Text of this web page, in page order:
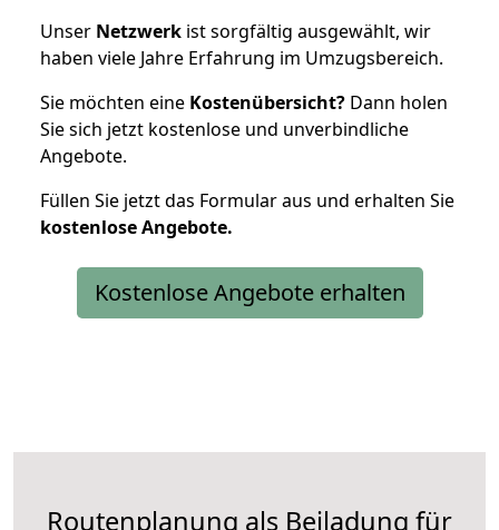
Unser Netzwerk ist sorgfältig ausgewählt, wir
haben viele Jahre Erfahrung im Umzugsbereich.
Sie möchten eine Kostenübersicht? Dann holen
Sie sich jetzt kostenlose und unverbindliche
Angebote.
Füllen Sie jetzt das Formular aus und erhalten Sie
kostenloseAngebote.
Kostenlose Angebote erhalten
Routenplanung als Beiladung für